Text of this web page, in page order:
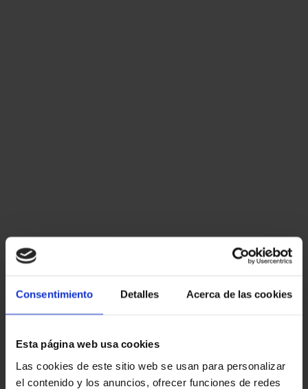
Consentimiento Detalles Acerca de las cookies
Esta página web usa cookies
Las cookies de este sitio web se usan para personalizar
el contenido y los anuncios, ofrecer funciones de redes